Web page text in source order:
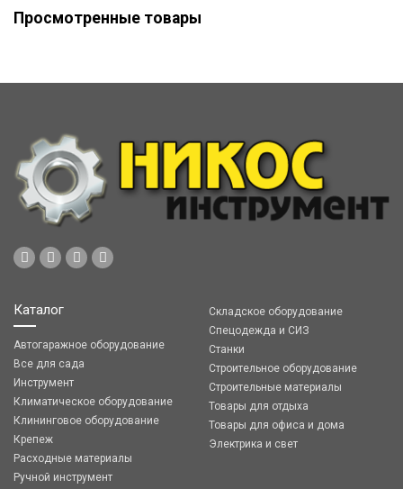
Просмотренные товары
Каталог
Автогаражное оборудование
Все для сада
Инструмент
Климатическое оборудование
Клининговое оборудование
Крепеж
Расходные материалы
Ручной инструмент
Складское оборудование
Спецодежда и СИЗ
Станки
Строительное оборудование
Строительные материалы
Товары для отдыха
Товары для офиса и дома
Электрика и свет